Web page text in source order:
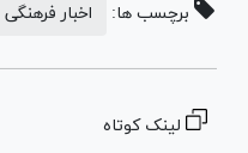
برچسب ها: اخبار فرهنگی
لینک کوتاه